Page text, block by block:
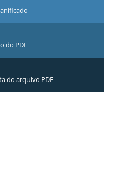
do PDF
do arquivo PDF